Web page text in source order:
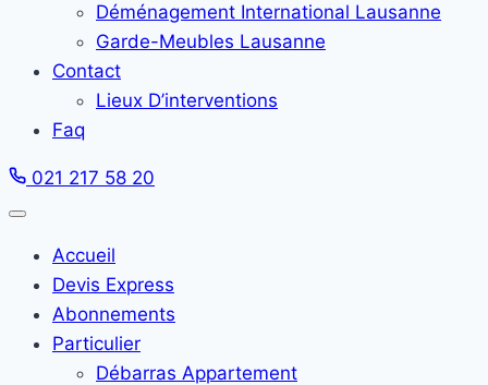
Déménagement International Lausanne
Garde-Meubles Lausanne
Contact
Lieux D’interventions
Faq
021 217 58 20
Accueil
Devis Express
Abonnements
Particulier
Débarras Appartement